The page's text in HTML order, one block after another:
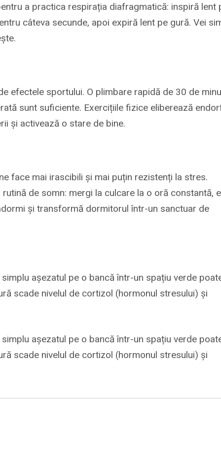
a practica respirația diafragmatică: inspiră lent
câteva secunde, apoi expiră lent pe gură. Vei
efectele sportului. O plimbare rapidă de 30 de
sunt suficiente. Exercițiile fizice eliberează
și activează o stare de bine.
face mai irascibili și mai puțin rezistenți la stres.
de somn: mergi la culcare la o oră constantă,
și transformă dormitorul într-un sanctuar de
așezatul pe o bancă într-un spațiu verde
scade nivelul de cortizol (hormonul stresului) și
așezatul pe o bancă într-un spațiu verde
scade nivelul de cortizol (hormonul stresului) și